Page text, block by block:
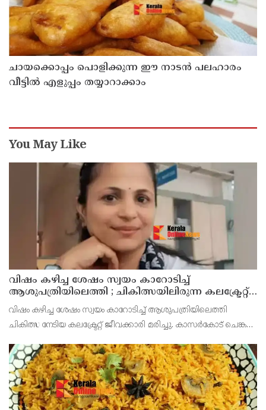
ചായക്കൊപ്പം പൊളിക്കുന്ന ഈ നാടൻ പലഹാരം
വീട്ടിൽ എളുപ്പം തയ്യാറാക്കാം
You May Like
വിഷം കഴിച്ച ശേഷം സ്വയം കാറോടിച്ച്
ആശുപത്രിയിലെത്തി ; ചികിത്സയിലിരുന്ന കലക്ട്രേറ്റ്
ജീവനക്കാരി മരിച്ചു
വിഷം കഴിച്ച ശേഷം സ്വയം കാറോടിച്ച് ആശുപത്രിയിലെത്തി
ചികിത്സ നേടിയ കലക്ട്രേറ്റ് ജീവക്കാരി മരിച്ചു. കാസർകോട് ചെങ്കള
എൻഡോസൾഫാൻ സെല്ലിലെ ജീവനക്കാരിയായി